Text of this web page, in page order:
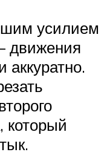
усилием
движения
аккуратно.
который